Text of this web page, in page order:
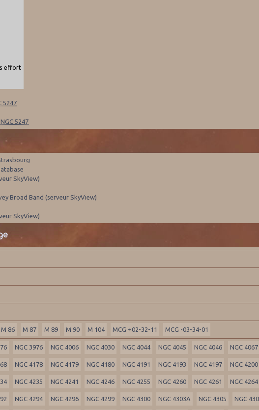
effort
5247
NGC 5247
SkyView)
Broad Band (serveur SkyView)
SkyView)
M 86 M 87 M 89 M 90 M 104 MCG +02-32-11 MCG -03-34-01
NGC 3976 NGC 4006 NGC 4030 NGC 4044 NGC 4045 NGC 4046 NGC 4067
NGC 4178 NGC 4179 NGC 4180 NGC 4191 NGC 4193 NGC 4197 NGC 4200
NGC 4235 NGC 4241 NGC 4246 NGC 4255 NGC 4260 NGC 4261 NGC 4264
NGC 4294 NGC 4296 NGC 4299 NGC 4300 NGC 4303A NGC 4305 NGC